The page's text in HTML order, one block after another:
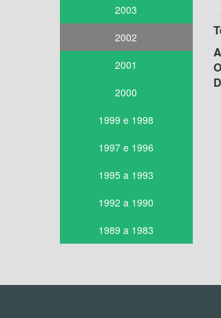
2003
2002
2001
2000
1999 e 1998
1997 e 1996
1995 a 1993
1992 a 1990
1989 a 1983